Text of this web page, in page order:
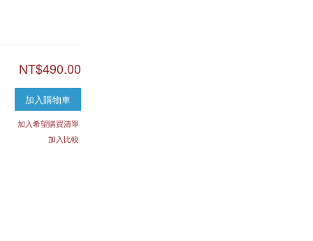
NT$490.00
加入購物車
加入希望購買清單
加入比較